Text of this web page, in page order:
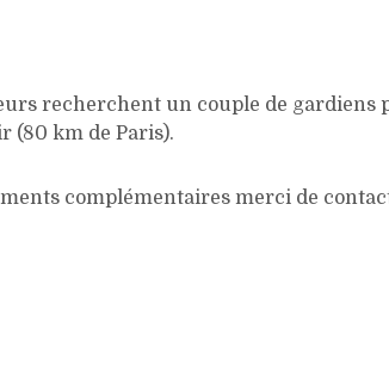
recherchent un couple de gardiens
(80 km de Paris).
complémentaires merci de